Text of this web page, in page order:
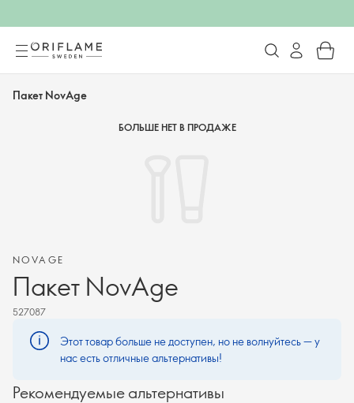
Пакет NovAge
БОЛЬШЕ НЕТ В ПРОДАЖЕ
NOVAGE
Пакет NovAge
527087
Этот товар больше не доступен, но не волнуйтесь — у
нас есть отличные альтернативы!
Рекомендуемые альтернативы